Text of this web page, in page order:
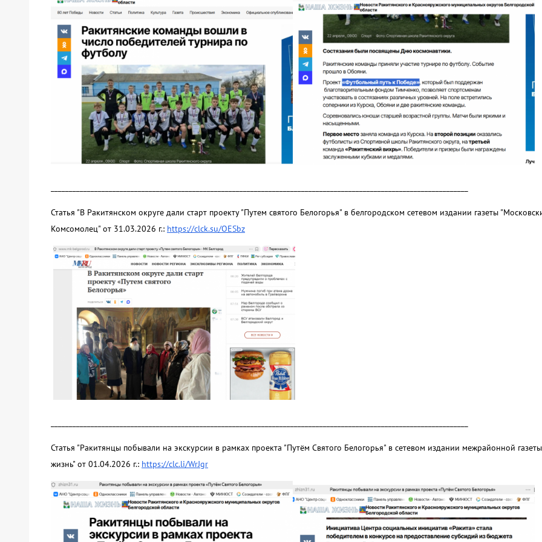
Статья "В Ракитянском округе дали старт проекту "Путем святого Белогорья" в белгородском сетевом издании газеты
Комсомолец" от 31.03.2026 г.: https://clck.su/OESbz
Статья "Ракитянцы побывали на экскурсии в рамках проекта "Путём Святого Белогорья" в сетевом издании межрайонной
жизнь" от 01.04.2026 г.: https://clc.li/WrJgr